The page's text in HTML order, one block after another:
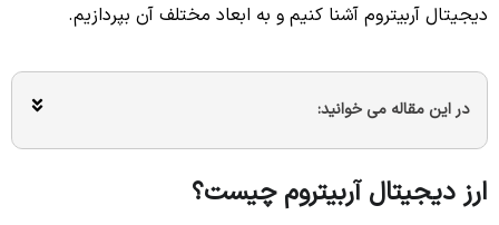
دیجیتال آربیتروم آشنا کنیم و به ابعاد مختلف آن بپردازیم.
در این مقاله می خوانید:
ارز دیجیتال آربیتروم چیست؟